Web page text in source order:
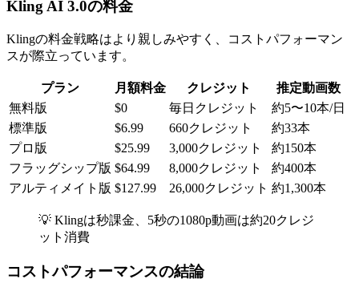
Kling AI 3.0の料金
Klingの料金戦略はより親しみやすく、コストパフォーマン
スが際立っています。
プラン 月額料金 クレジット
推定動画数
無料版
$0 毎日クレジット
約5〜10本/日
標準版
$6.99 660クレジット
約33本
プロ版
$25.99 3,000クレジット
約150本
フラッグシップ版 $64.99 8,000クレジット
約400本
アルティメイト版 $127.99 26,000クレジット 約1,300本
💡 Klingは秒課金、5秒の1080p動画は約20クレジ
ット消費
コストパフォーマンスの結論